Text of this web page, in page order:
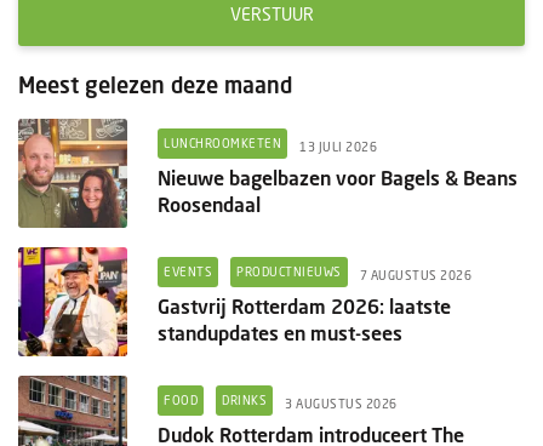
VERSTUUR
Meest gelezen deze maand
LUNCHROOMKETEN 13 JULI 2026
Nieuwe bagelbazen voor Bagels & Beans
Roosendaal
EVENTS PRODUCTNIEUWS 7 AUGUSTUS 2026
Gastvrij Rotterdam 2026: laatste
standupdates en must-sees
FOOD DRINKS 3 AUGUSTUS 2026
Dudok Rotterdam introduceert The